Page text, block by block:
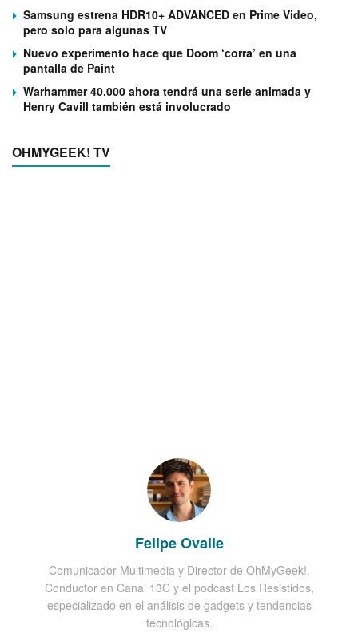
Samsung estrena HDR10+ ADVANCED en Prime Video,
pero solo para algunas TV
Nuevo experimento hace que Doom ‘corra’ en una
pantalla de Paint
Warhammer 40.000 ahora tendrá una serie animada y
Henry Cavill también está involucrado
OHMYGEEK! TV
Felipe Ovalle
Comunicador Multimedia y Director de OhMyGeek!.
Conductor en Canal 13C y el podcast Los Resistidos,
especializado en el análisis de gadgets y tendencias
tecnológicas.